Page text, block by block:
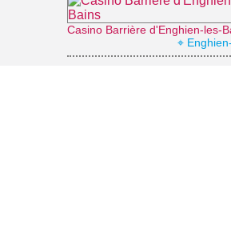
Casino Barrière d'Enghien-les-
⌖